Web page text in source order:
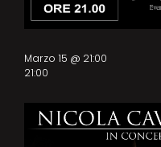
Marzo 15 @ 21:00
21:00